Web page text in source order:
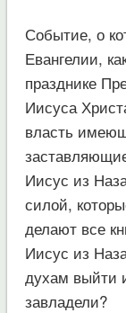
Событие, о
Евангелии,
празднике
Иисуса
власть
Иисус из
силой,
делают все
Иисус из
духам выйти
завладели?